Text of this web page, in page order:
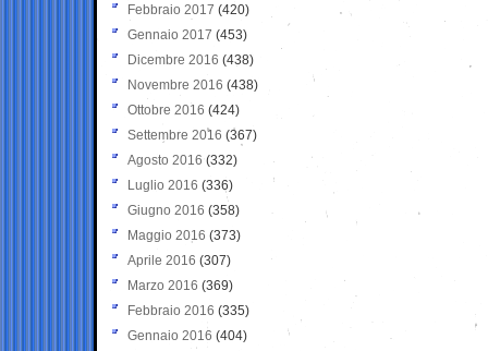
Febbraio 2017 (420)
Gennaio 2017 (453)
Dicembre 2016 (438)
Novembre 2016 (438)
Ottobre 2016 (424)
Settembre 2016 (367)
Agosto 2016 (332)
Luglio 2016 (336)
Giugno 2016 (358)
Maggio 2016 (373)
Aprile 2016 (307)
Marzo 2016 (369)
Febbraio 2016 (335)
Gennaio 2016 (404)